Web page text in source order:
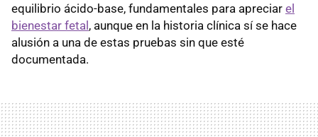
equilibrio ácido-base, fundamentales para apreciar el
bienestar fetal, aunque en la historia clínica sí se hace
alusión a una de estas pruebas sin que esté
documentada.